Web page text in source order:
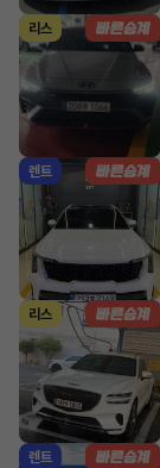
리스
렌트
리스
렌트